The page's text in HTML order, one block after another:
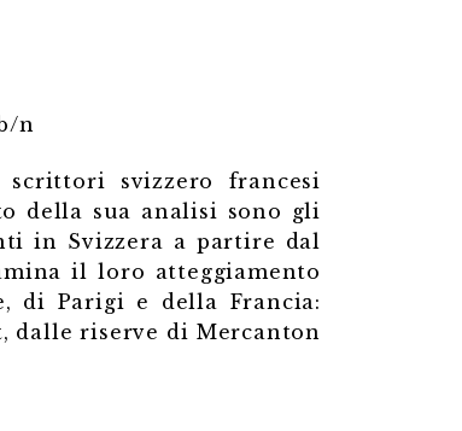
n
svizzero francesi
della sua analisi sono gli
in Svizzera a partire dal
il loro atteggiamento
di Parigi e della Francia:
dalle riserve di Mercanton